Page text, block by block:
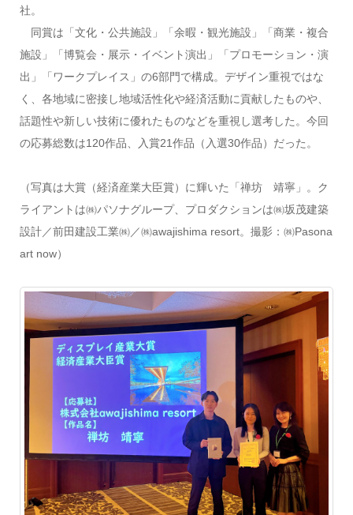
社。
同賞は「文化・公共施設」「余暇・観光施設」「商業・複合
施設」「博覧会・展示・イベント演出」「プロモーション・演
出」「ワークプレイス」の6部門で構成。デザイン重視ではな
く、各地域に密接し地域活性化や経済活動に貢献したものや、
話題性や新しい技術に優れたものなどを重視し選考した。今回
の応募総数は120作品、入賞21作品（入選30作品）だった。
（写真は大賞（経済産業大臣賞）に輝いた「禅坊 靖寧」。ク
ライアントは㈱パソナグループ、プロダクションは㈱坂茂建築
設計／前田建設工業㈱／㈱awajishima resort。撮影：㈱Pasona
art now）